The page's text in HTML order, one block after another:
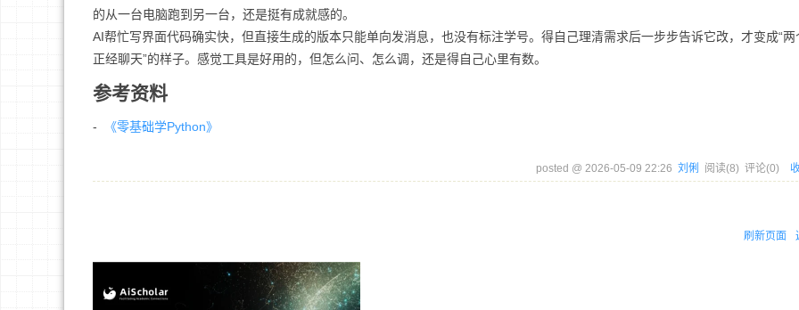
的从一台电脑跑到另一台，还是挺有成就感的。
AI帮忙写界面代码确实快，但直接生成的版本只能单向发消息，也没有标注学号。得自己理清需求后一步步告诉它改，才变成“两
正经聊天”的样子。感觉工具是好用的，但怎么问、怎么调，还是得自己心里有数。
参考资料
- 《零基础学Python》
posted @ 2026-05-09 22:26 刘俐 阅读(8) 评论(0)
刷新页面